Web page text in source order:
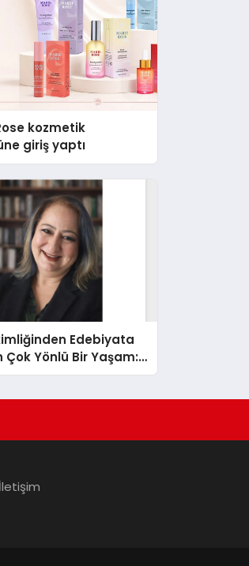
kozmetik
giriş yaptı
Edebiyata
Çok Yönlü Bir Yaşam:
Yaman
İletişim